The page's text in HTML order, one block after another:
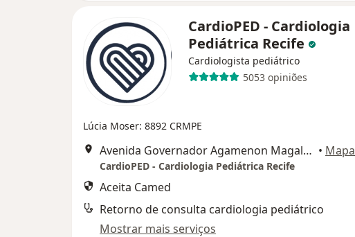
CardioPED - Cardiologia
Pediátrica Recife
Cardiologista pediátrico
5053 opiniões
Lúcia Moser: 8892 CRMPE
Avenida Governador Agamenon Magalhães 4760 - Edf. garagem 7 andar - sala 2, Recife • Mapa
CardioPED - Cardiologia Pediátrica Recife
Aceita Camed
Retorno de consulta cardiologia pediátrico
Mostrar mais serviços